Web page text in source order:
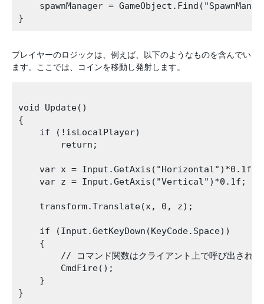
spawnManager =
プレイヤーのロジックは、例えば、以下のようなものを含んでい
ます。ここでは、コインを移動し発射します。
void Update()
{
    if (!isLocalPlayer)
        return;
    var x = Input.GetAxis("Horizontal")*0.1f;
    var z = Input.GetAxis("Vertical")*0.1f;
    transform.Translate(x, 0, z);
    if (Input.GetKeyDown(KeyCode.Space))
    {
// コマンド関数はクライアント上で呼び出されま
        CmdFire();
    }